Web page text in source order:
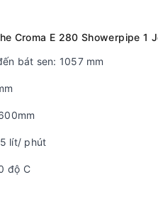
Croma E 280 Showerpipe 1
bát sen: 1057 mm
lít/ phút
độ C